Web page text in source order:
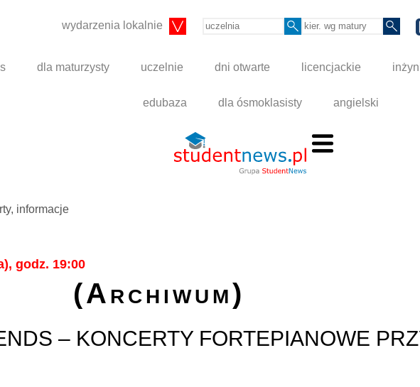
wydarzenia lokalnie
dla maturzysty uczelnie dni otwarte licencjackie
edubaza dla ósmoklasisty angielski
informacje
godz. 19:00
(Archiwum)
– KONCERTY FORTEPIANOWE